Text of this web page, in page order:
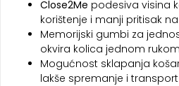
Close2Me podesiva visina
korištenje i manji pritisak
Memorijski gumbi za
okvira kolica jednom rukom
Mogućnost sklapanja
lakše spremanje i transport